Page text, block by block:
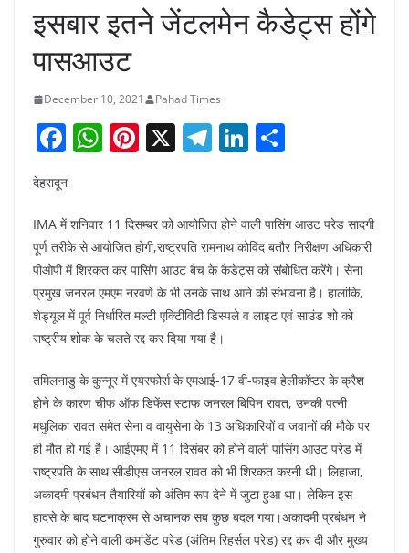
इसबार इतने जेंटलमेन कैडेट्स होंगे
पासआउट
December 10, 2021 Pahad Times
F
c
e
b
o
o
k
W
s
A
p
p
Pi
e
st
X T
gr
a
m
Li
e
dI
n
e
देहरादून
IMA में शनिवार 11 दिसम्बर को आयोजित होने वाली पासिंग आउट परेड सादगी
पूर्ण तरीके से आयोजित होगी,राष्ट्रपति रामनाथ कोविंद बतौर निरीक्षण अधिकारी
पीओपी में शिरकत कर पासिंग आउट बैच के कैडेट्स को संबोधित करेंगे। सेना
प्रमुख जनरल एमएम नरवणे के भी उनके साथ आने की संभावना है। हालांकि,
शेड्यूल में पूर्व निर्धारित मल्टी एक्टिीविटी डिस्पले व लाइट एवं साउंड शो को
राष्ट्रीय शोक के चलते रद्द कर दिया गया है।
तमिलनाडु के कुन्नूर में एयरफोर्स के एमआई-17 वी-फाइव हेलीकॉप्टर के क्रैश
होने के कारण चीफ ऑफ डिफेंस स्टाफ जनरल बिपिन रावत, उनकी पत्नी
मधुलिका रावत समेत सेना व वायुसेना के 13 अधिकारियों व जवानों की मौके पर
ही मौत हो गई है। आईएमए में 11 दिसंबर को होने वाली पासिंग आउट परेड में
राष्ट्रपति के साथ सीडीएस जनरल रावत को भी शिरकत करनी थी। लिहाजा,
अकादमी प्रबंधन तैयारियों को अंतिम रूप देने में जुटा हुआ था। लेकिन इस
हादसे के बाद घटनाक्रम से अचानक सब कुछ बदल गया।अकादमी प्रबंधन ने
गुरुवार को होने वाली कमांडेंट परेड (अंतिम रिहर्सल परेड) रद्द कर दी और मुख्य